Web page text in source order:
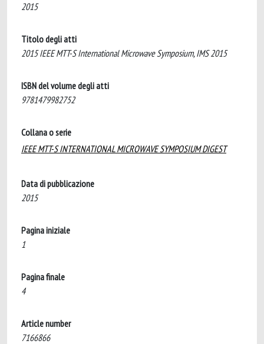
2015
Titolo degli atti
2015 IEEE MTT-S International Microwave Symposium, IMS 2015
ISBN del volume degli atti
9781479982752
Collana o serie
IEEE MTT-S INTERNATIONAL MICROWAVE SYMPOSIUM DIGEST
Data di pubblicazione
2015
Pagina iniziale
1
Pagina finale
4
Article number
7166866